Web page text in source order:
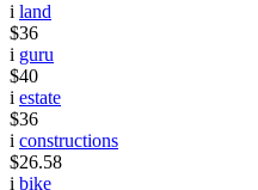
i land
$36
i guru
$40
i estate
$36
i constructions
$26.58
i bike